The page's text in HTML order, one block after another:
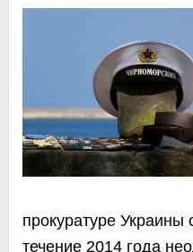
прокуратуре
течение 2014 года